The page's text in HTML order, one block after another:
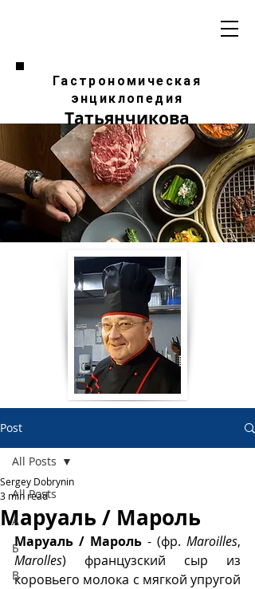
Гастрономическая
энциклопедия
Татьянчикова
Post
All Posts
А
Б
В
All Posts
Маруаль / Мароль
Sergey Dobrynin
3 min read
Маруаль / Мароль - (фр. Maroilles
Marolles) французский сыр из
коровьего молока с мягкой упругой